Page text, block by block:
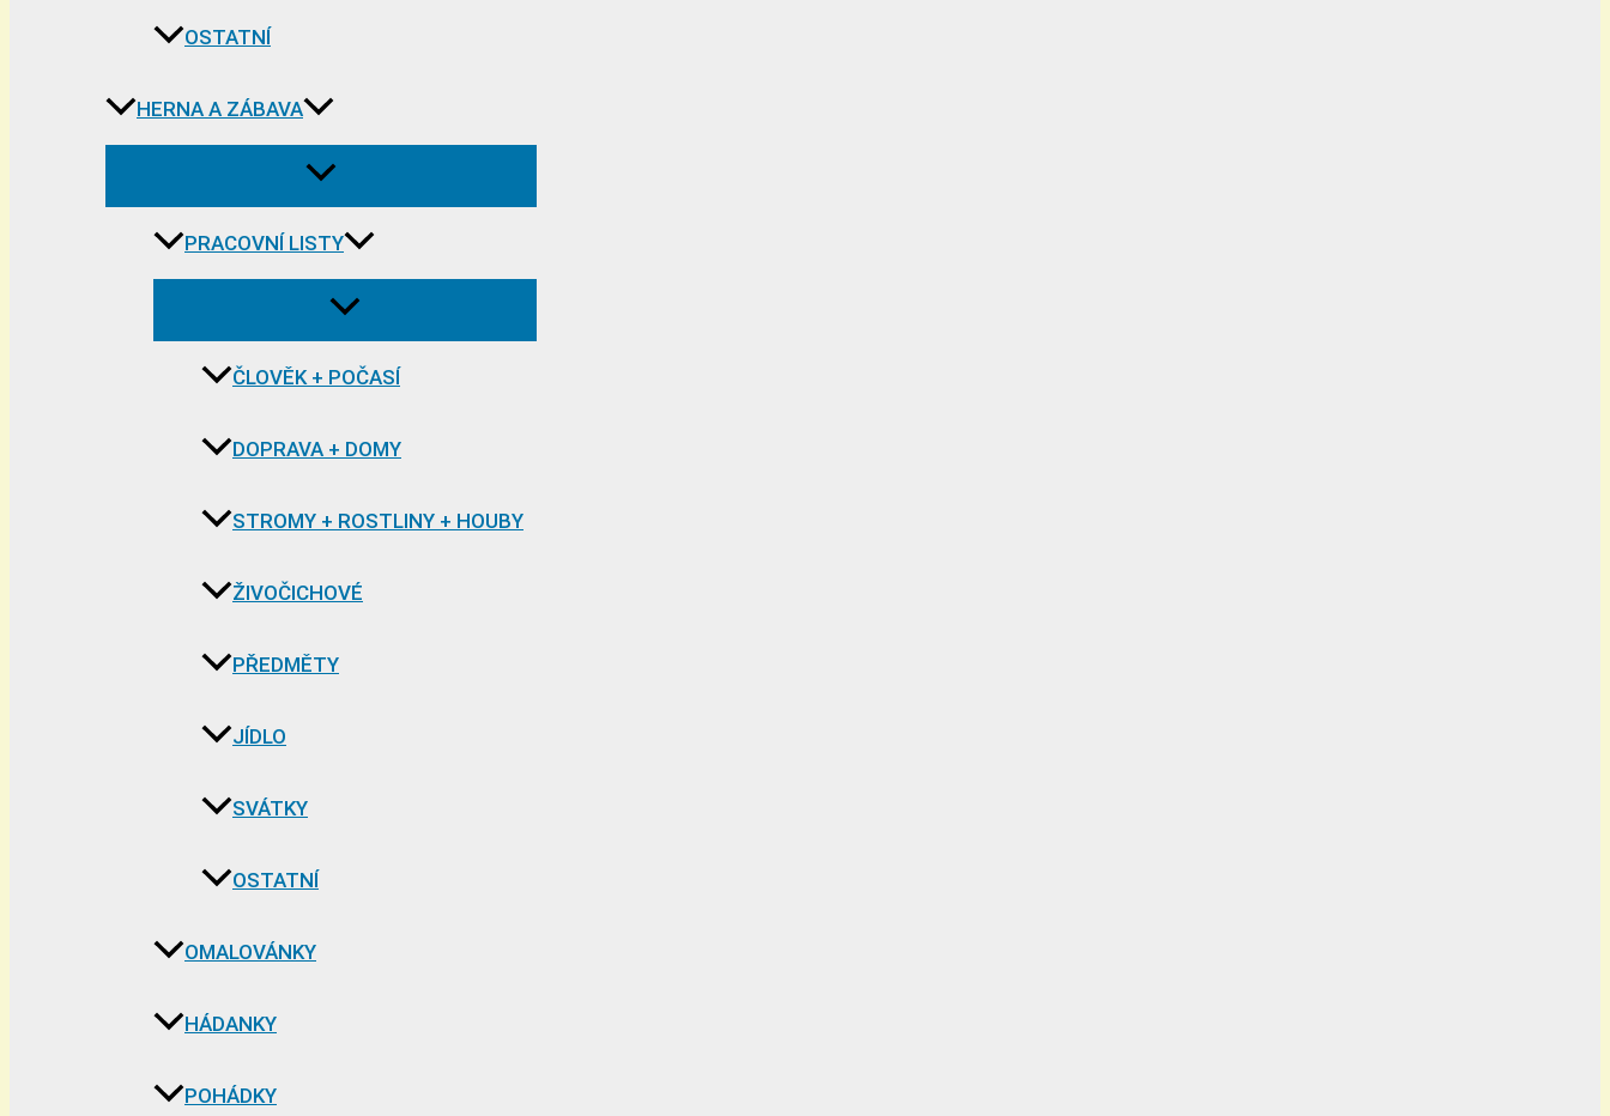
OSTATNÍ
HERNA A ZÁBAVA
PRACOVNÍ LISTY
ČLOVĚK + POČASÍ
DOPRAVA + DOMY
STROMY + ROSTLINY + HOUBY
ŽIVOČICHOVÉ
PŘEDMĚTY
JÍDLO
SVÁTKY
OSTATNÍ
OMALOVÁNKY
HÁDANKY
POHÁDKY